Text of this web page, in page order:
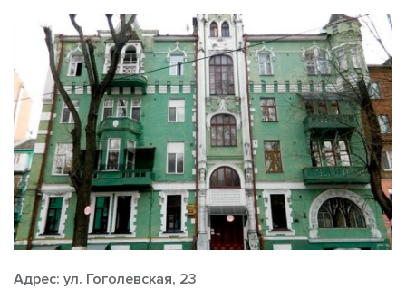
Адрес: ул. Гоголевская, 23